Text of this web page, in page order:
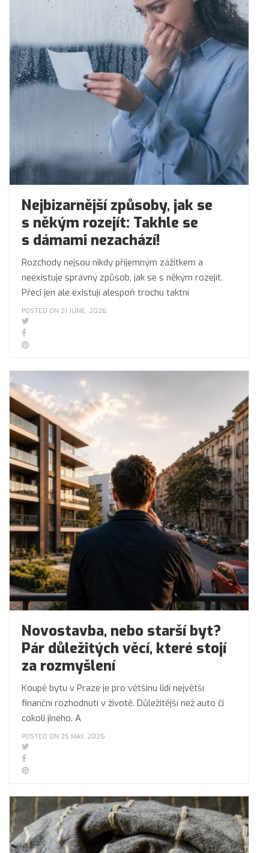
Nejbizarnější způsoby, jak se
s někým rozejít: Takhle se
s dámami nezachází!
Rozchody nejsou nikdy příjemným zážitkem a
neexistuje správný způsob, jak se s někým rozejít.
Přeci jen ale existují alespoň trochu taktní
POSTED ON 21 JUNE, 2026
Novostavba, nebo starší byt?
Pár důležitých věcí, které stojí
za rozmyšlení
Koupě bytu v Praze je pro většinu lidí největší
finanční rozhodnutí v životě. Důležitější než auto či
cokoli jiného. A
POSTED ON 25 MAY, 2026